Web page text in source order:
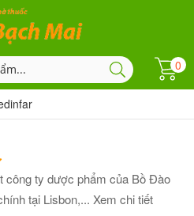
0
công ty dược phẩm của Bồ Đào
tại Lisbon,... Xem chi tiết